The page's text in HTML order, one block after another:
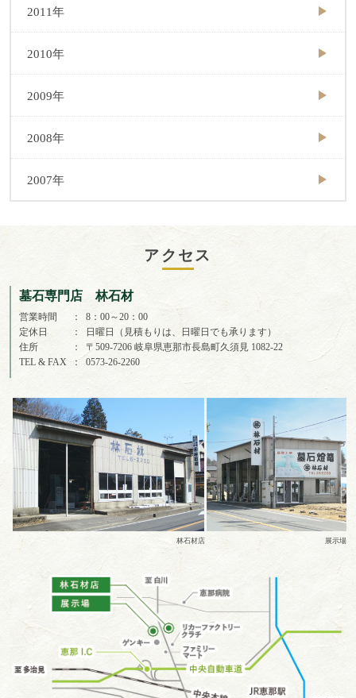
2011年
2010年
2009年
2008年
2007年
アクセス
墓石専門店 林石材
営業時間
8：00～20：00
定休日
日曜日（見積もりは、日曜日でも承ります）
住所
〒509-7206 岐阜県恵那市長島町久須見 1082-22
TEL & FAX
0573-26-2260
林石材店 展示場